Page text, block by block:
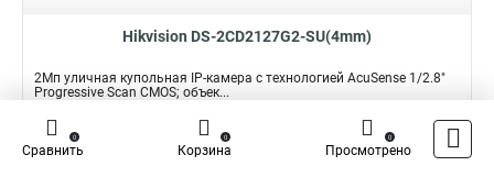
Hikvision DS-2CD2127G2-SU(4mm)
2Мп уличная купольная IP-камера с технологией AcuSense 1/2.8"
Progressive Scan CMOS; объек...
Подробнее Сравнить
Наличие: Нет на складе
Сравнить
0
Корзина
0
Просмотрено
0